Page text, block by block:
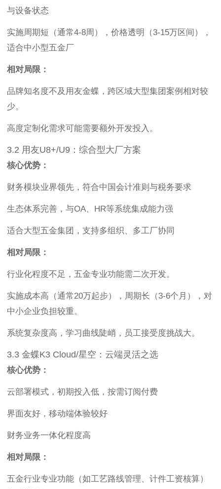
与设备状态
实施周期短（通常4-8周），价格透明（3-15万区间），
适合中小型五金厂
相对局限：
品牌知名度不及用友金蝶，跨区域大型集团案例相对较
少。
高度定制化需求可能需要额外开发投入。
3.2 用友U8+/U9：综合型大厂方案
核心优势：
财务模块业界领先，符合中国会计准则与税务要求
生态体系完善，与OA、HR等系统集成能力强
适合大型五金集团，支持多组织、多工厂协同
相对局限：
行业化程度不足，五金专业功能需二次开发。
实施成本高（通常20万起步），周期长（3-6个月），对
中小企业负担较重。
系统复杂度高，学习曲线陡峭，员工接受度挑战大。
3.3 金蝶K3 Cloud/星空：云端灵活之选
核心优势：
云部署模式，初期投入低，按需订阅付费
界面友好，移动端体验较好
财务业务一体化程度高
相对局限：
五金行业专业功能（如工艺路线管理、计件工资核算）